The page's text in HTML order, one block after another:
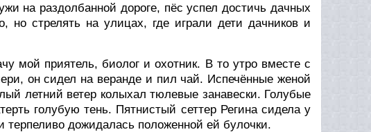
на раздолбанной дороге, пёс успел достичь дачных
но стрелять на улицах, где играли дети дачников и
мой приятель, биолог и охотник. В то утро вместе с
он сидел на веранде и пил чай. Испечённые женой
летний ветер колыхал тюлевые занавески. Голубые
голубую тень. Пятнистый сеттер Регина сидела у
дожидалась положенной ей булочки.